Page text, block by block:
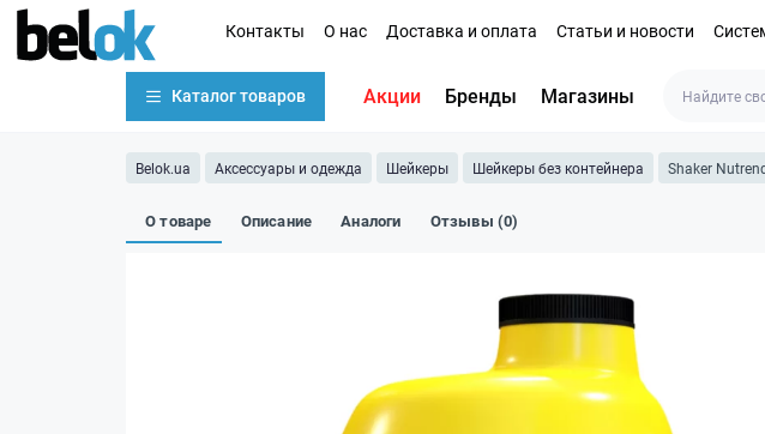
Контакты О нас Доставка и оплата Статьи и новости
Каталог товаров Акции Бренды Магазины
Belok.ua Аксессуары и одежда Шейкеры Шейкеры без контейнера Shaker
О товаре Описание Аналоги Отзывы (0)